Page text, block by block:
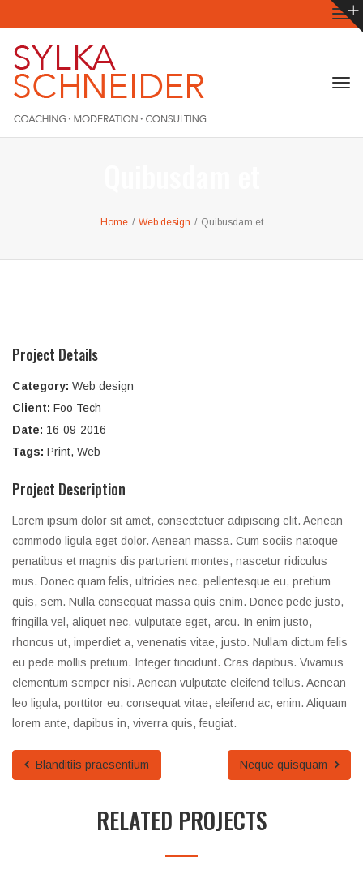
Home / Web design / Quibusdam et
Project Details
Category: Web design
Client: Foo Tech
Date: 16-09-2016
Tags: Print, Web
Project Description
Lorem ipsum dolor sit amet, consectetuer adipiscing elit. Aenean
commodo ligula eget dolor. Aenean massa. Cum sociis natoque
penatibus et magnis dis parturient montes, nascetur ridiculus
mus. Donec quam felis, ultricies nec, pellentesque eu, pretium
quis, sem. Nulla consequat massa quis enim. Donec pede justo,
fringilla vel, aliquet nec, vulputate eget, arcu. In enim justo,
rhoncus ut, imperdiet a, venenatis vitae, justo. Nullam dictum felis
eu pede mollis pretium. Integer tincidunt. Cras dapibus. Vivamus
elementum semper nisi. Aenean vulputate eleifend tellus. Aenean
leo ligula, porttitor eu, consequat vitae, eleifend ac, enim. Aliquam
lorem ante, dapibus in, viverra quis, feugiat.
Blanditiis praesentium Neque quisquam
RELATED PROJECTS